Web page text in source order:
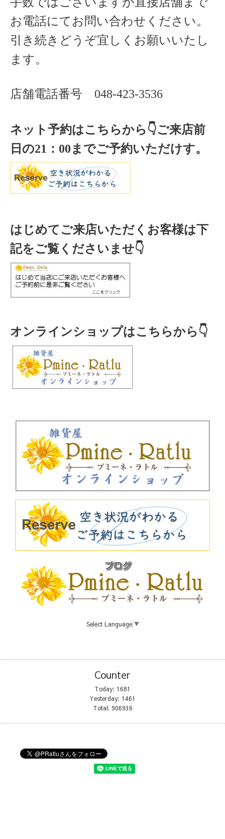
お電話にてお問い合わせください。
引き続きどうぞ宜しくお願いいたし
ます。
店舗電話番号 048-423-3536
ネット予約はこちらから👇ご来店前
日の21 ： 00までご予約いただけす。
はじめてご来店いただくお客様は下
記をご覧くださいませ👇
オンラインショップはこちらから👇
Select Language ▼
Counter
Today: 1681
Yesterday: 1461
Total: 906936